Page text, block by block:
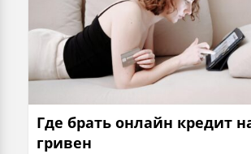
Где брать онлайн кредит
гривен